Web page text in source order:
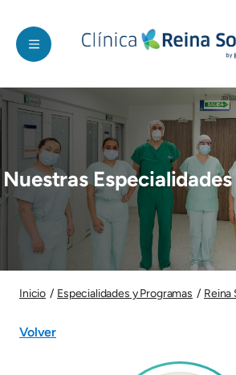
Imagen
Nuestras
Inicio Especialidades y Programas Reina
Volver